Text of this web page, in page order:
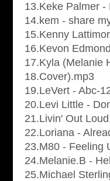
13.Keke Palmer -
14.kem - share
15.Kenny
16.Kevon
17.Kyla (Melanie
18.Cover).mp3
19.LeVert - Abc-
20.Levi Little -
21.Livin' Out
22.Loriana -
23.M80 - Feeling
24.Melanie.B -
25.Michael